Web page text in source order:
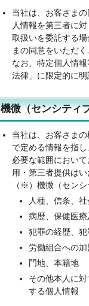
当社は、お客さま
人情報を第三者に
取扱いを委託する
まの同意をいただ
なお、特定個人情
法律」に限定的に明
機微（センシティ
当社は、お客さま
で定める情報を指
必要な範囲におい
用・第三者提供はい
（※）機微（セン
人種、信条、
病歴、保健医
犯罪の経歴、
労働組合への加
門地、本籍地
その他本人に
する個人情報